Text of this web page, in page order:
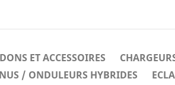
ET ACCESSOIRES
/ ONDULEURS HYBRIDES